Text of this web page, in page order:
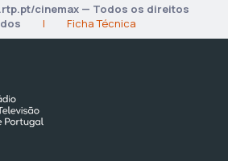
cinemax — Todos os direitos
| Ficha Técnica